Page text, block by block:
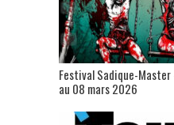
Festival Sadique-
au 08 mars 2026